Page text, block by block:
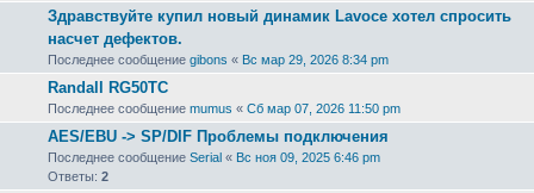
Здравствуйте купил новый динамик Lavoce хотел спросить
насчет дефектов.
Последнее сообщение gibons « Вс мар 29, 2026 8:34 pm
Randall RG50TC
Последнее сообщение mumus « Сб мар 07, 2026 11:50 pm
AES/EBU -> SP/DIF Проблемы подключения
Последнее сообщение Serial « Вс ноя 09, 2025 6:46 pm
Ответы: 2